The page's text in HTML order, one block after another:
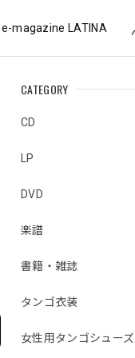
e-magazine LATINA
CATEGORY
CD
LP
DVD
楽譜
書籍・雑誌
タンゴ衣装
女性用タンゴシューズ